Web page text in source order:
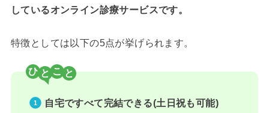
しているオンライン診療サービスです。
特徴としては以下の5点が挙げられます。
ひ こ
自宅ですべて完結できる(土日祝も可能)